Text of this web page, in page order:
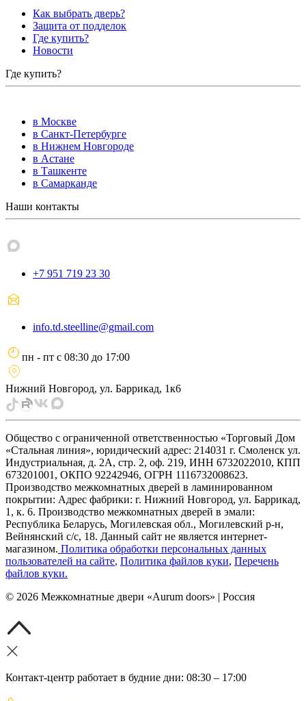
Как выбрать дверь?
Защита от подделок
Где купить?
Новости
Где купить?
в Москве
в Санкт-Петербурге
в Нижнем Новгороде
в Астане
в Ташкенте
в Самарканде
Наши контакты
+7 951 719 23 30
info.td.steelline@gmail.com
пн - пт с 08:30 до 17:00
Нижний Новгород, ул. Баррикад, 1к6
Общество с ограниченной ответственностью «Торговый Дом
«Стальная линия», юридический адрес: 214031 г. Смоленск ул.
Индустриальная, д. 2А, стр. 2, оф. 219, ИНН 6732022010, КПП
673201001, ОКПО 92242946, ОГРН 1116732008623.
Производство межкомнатных дверей в ламинированном
покрытии: Адрес фабрики: г. Нижний Новгород, ул. Баррикад,
1, к. 6. Производство межкомнатных дверей в эмали:
Республика Беларусь, Могилевская обл., Могилевский р-н,
Вейнянский с/с, 18. Данный сайт не является интернет-
магазином. Политика обработки персональных данных
пользователей на сайте, Политика файлов куки, Перечень
файлов куки.
© 2026 Межкомнатные двери «Aurum doors» | Россия
Контакт-центр работает в будние дни: 08:30 – 17:00